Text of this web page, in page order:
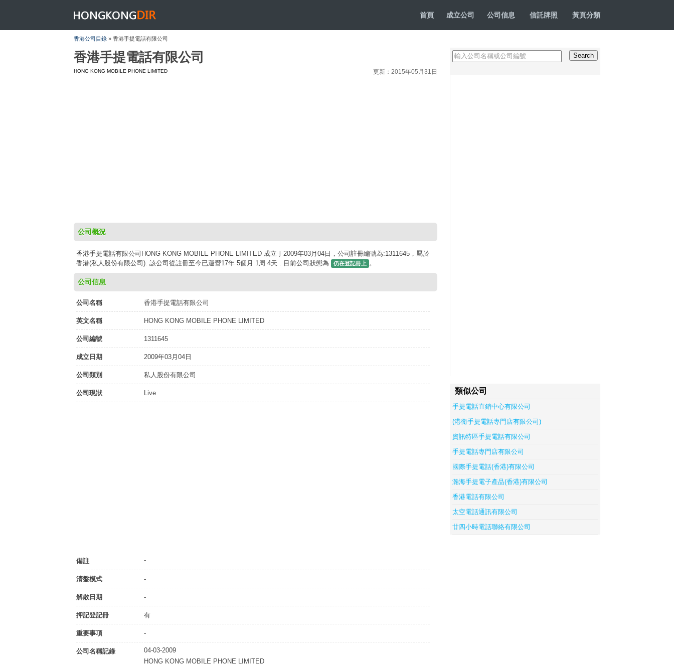
HONGKONGDIR 首頁 成立公司 公司信息 信託牌照 黃頁分類
香港公司目錄 » 香港手提電話有限公司
香港手提電話有限公司
HONG KONG MOBILE PHONE LIMITED 更新：2015年05月31日
公司概況
香港手提電話有限公司HONG KONG MOBILE PHONE LIMITED 成立于2009年03月04日，公司註冊編號為:1311645，屬於
香港(私人股份有限公司). 該公司從註冊至今已運營17年 5個月 1周 4天 . 目前公司狀態為
仍在登記冊上 。
公司信息
公司名稱 香港手提電話有限公司
英文名稱 HONG KONG MOBILE PHONE LIMITED
公司編號 1311645
成立日期 2009年03月04日
公司類別 私人股份有限公司
公司現狀 Live
備註 -
清盤模式 -
解散日期 -
押記登記冊 有
重要事項 -
公司名稱記錄
04-03-2009
HONG KONG MOBILE PHONE LIMITED
類似公司
手提電話直銷中心有限公司
(港衞手提電話專門店有限公司)
資訊特區手提電話有限公司
手提電話專門店有限公司
國際手提電話(香港)有限公司
瀚海手提電子產品(香港)有限公司
香港電話有限公司
太空電話通訊有限公司
廿四小時電話聯絡有限公司